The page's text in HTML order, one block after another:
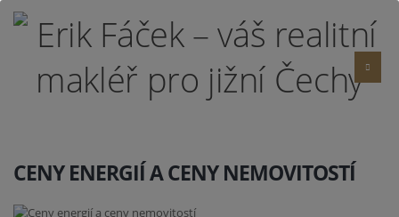
CENY ENERGIÍ A CENY NEMOVITOSTÍ